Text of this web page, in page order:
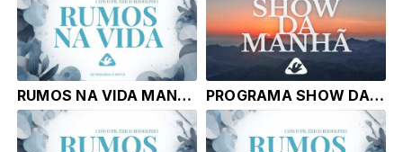
RUMOS NA VIDA MANHA | 01.07.27 | Pr. Érico Rodolpho Bussinger PROGRAMA SHOW DA MANHÃ - TONY CORRÊA - 01.07.26